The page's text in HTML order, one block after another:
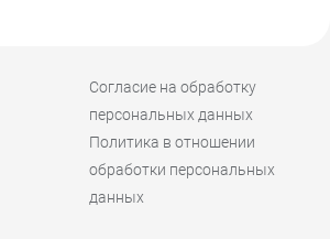
Согласие на обработку
персональных данных
Политика в отношении
обработки персональных
данных